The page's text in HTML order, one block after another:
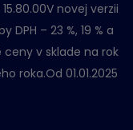
novej verzii
– 23 %, 19 % a
ceny v sklade na rok
roka.Od 01.01.2025